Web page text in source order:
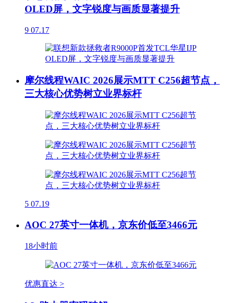
OLED屏，文字锐度与画质显著提升
9 07.17
摩尔线程WAIC 2026展示MTT C256超节点，
三大核心优势树立业界标杆
5 07.19
AOC 27英寸一体机，京东价低至3466元
18小时前
优惠直达 >